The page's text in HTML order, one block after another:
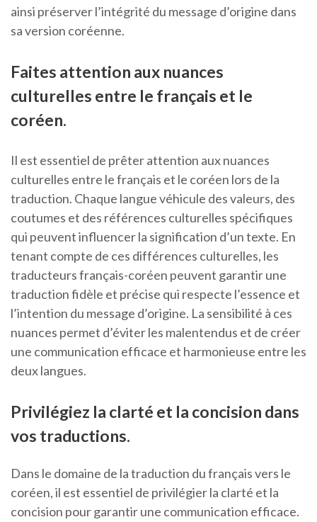
ainsi préserver l’intégrité du message d’origine dans
sa version coréenne.
Faites attention aux nuances
culturelles entre le français et le
coréen.
Il est essentiel de prêter attention aux nuances
culturelles entre le français et le coréen lors de la
traduction. Chaque langue véhicule des valeurs, des
coutumes et des références culturelles spécifiques
qui peuvent influencer la signification d’un texte. En
tenant compte de ces différences culturelles, les
traducteurs français-coréen peuvent garantir une
traduction fidèle et précise qui respecte l’essence et
l’intention du message d’origine. La sensibilité à ces
nuances permet d’éviter les malentendus et de créer
une communication efficace et harmonieuse entre les
deux langues.
Privilégiez la clarté et la concision dans
vos traductions.
Dans le domaine de la traduction du français vers le
coréen, il est essentiel de privilégier la clarté et la
concision pour garantir une communication efficace.